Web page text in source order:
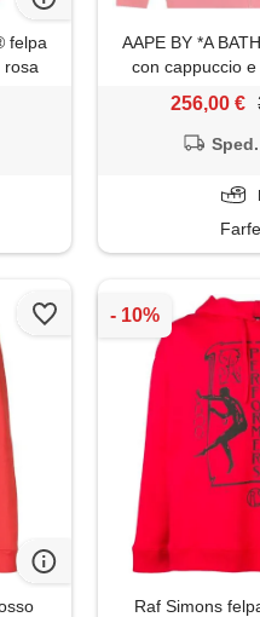
felpa
rosa
AAPE BY *A
con cappuccio
256,00 €
Raf Simons